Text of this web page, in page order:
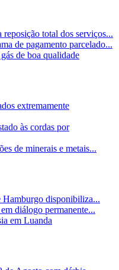
total dos serviços...
de pagamento parcelado...
de boa qualidade
extremamente
às cordas por
de minerais e metais...
Hamburgo disponibiliza...
diálogo permanente...
em Luanda